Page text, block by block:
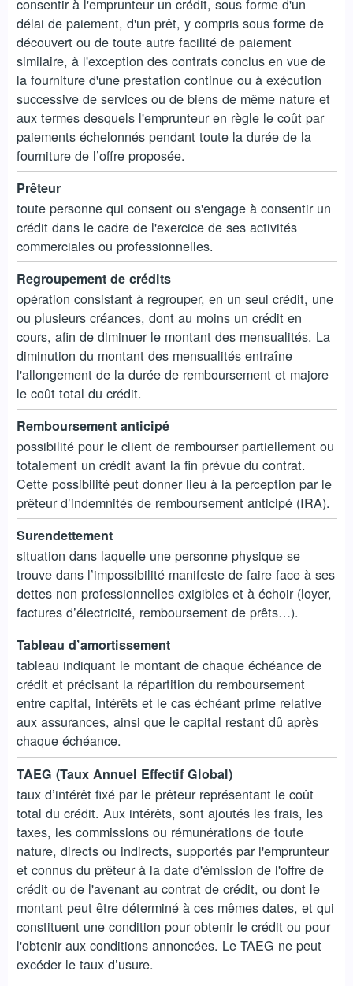
délai de paiement, d'un prêt, y compris sous forme de
découvert ou de toute autre facilité de paiement
similaire, à l'exception des contrats conclus en vue de
la fourniture d'une prestation continue ou à exécution
successive de services ou de biens de même nature et
aux termes desquels l'emprunteur en règle le coût par
paiements échelonnés pendant toute la durée de la
fourniture de l’offre proposée.
Prêteur
toute personne qui consent ou s'engage à consentir un
crédit dans le cadre de l'exercice de ses activités
commerciales ou professionnelles.
Regroupement de crédits
opération consistant à regrouper, en un seul crédit, une
ou plusieurs créances, dont au moins un crédit en
cours, afin de diminuer le montant des mensualités. La
diminution du montant des mensualités entraîne
l'allongement de la durée de remboursement et majore
le coût total du crédit.
Remboursement anticipé
possibilité pour le client de rembourser partiellement ou
totalement un crédit avant la fin prévue du contrat.
Cette possibilité peut donner lieu à la perception par le
prêteur d’indemnités de remboursement anticipé (IRA).
Surendettement
situation dans laquelle une personne physique se
trouve dans l’impossibilité manifeste de faire face à ses
dettes non professionnelles exigibles et à échoir (loyer,
factures d’électricité, remboursement de prêts…).
Tableau d’amortissement
tableau indiquant le montant de chaque échéance de
crédit et précisant la répartition du remboursement
entre capital, intérêts et le cas échéant prime relative
aux assurances, ainsi que le capital restant dû après
chaque échéance.
TAEG (Taux Annuel Effectif Global)
taux d’intérêt fixé par le prêteur représentant le coût
total du crédit. Aux intérêts, sont ajoutés les frais, les
taxes, les commissions ou rémunérations de toute
nature, directs ou indirects, supportés par l'emprunteur
et connus du prêteur à la date d'émission de l'offre de
crédit ou de l'avenant au contrat de crédit, ou dont le
montant peut être déterminé à ces mêmes dates, et qui
constituent une condition pour obtenir le crédit ou pour
l'obtenir aux conditions annoncées. Le TAEG ne peut
excéder le taux d’usure.